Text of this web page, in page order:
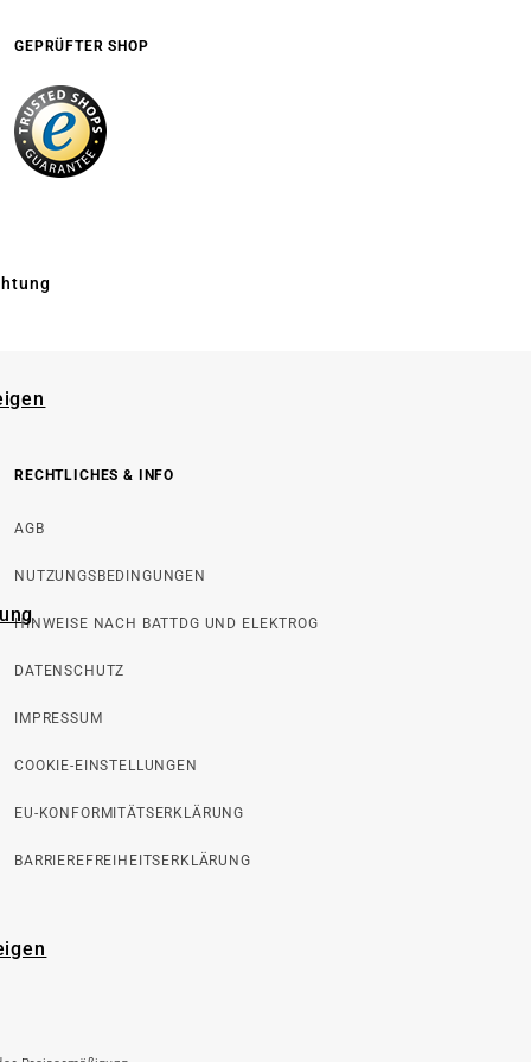
GEPRÜFTER SHOP
RECHTLICHES & INFO
AGB
NUTZUNGSBEDINGUNGEN
HINWEISE NACH BATTDG UND ELEKTROG
DATENSCHUTZ
IMPRESSUM
COOKIE-EINSTELLUNGEN
EU-KONFORMITÄTSERKLÄRUNG
BARRIEREFREIHEITSERKLÄRUNG